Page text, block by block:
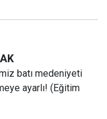
batı medeniyeti
ayarlı! (Eğitim